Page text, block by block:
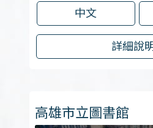
中文
詳細說
高雄市立圖書館